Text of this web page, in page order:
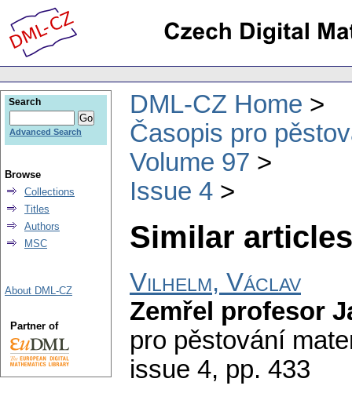
DML-CZ Home
Časopis pro
Volume 97
Issue 4
Similar
Vilhelm, Václav
Zemřel profesor
pro pěstování
issue 4, pp. 433
Search
Advanced Search
Browse
Collections
Titles
Authors
MSC
About DML-CZ
Partner of